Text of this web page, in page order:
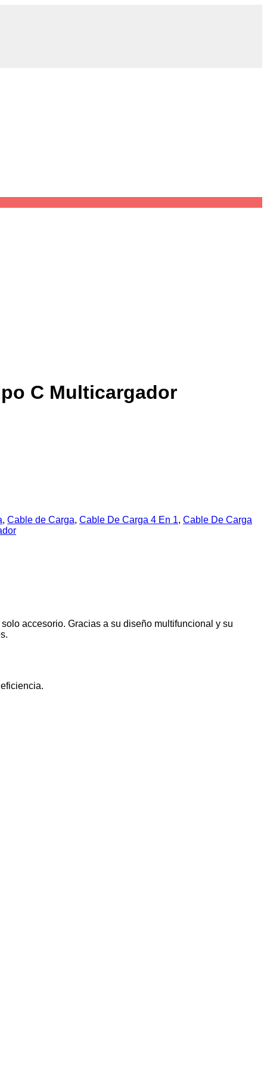
C Multicargador
, Cable de Carga, Cable De Carga 4 En 1, Cable De Carga
accesorio. Gracias a su diseño multifuncional y su